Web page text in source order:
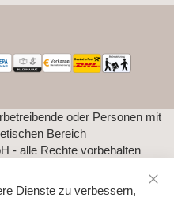
oder Personen mit
Bereich
- alle Rechte vorbehalten
Dienste zu verbessern,